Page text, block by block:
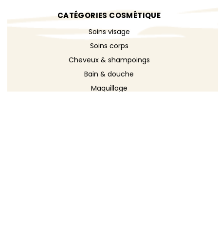
CATÉGORIES COSMÉTIQUE
Soins visage
Soins corps
Cheveux & shampoings
Bain & douche
Maquillage